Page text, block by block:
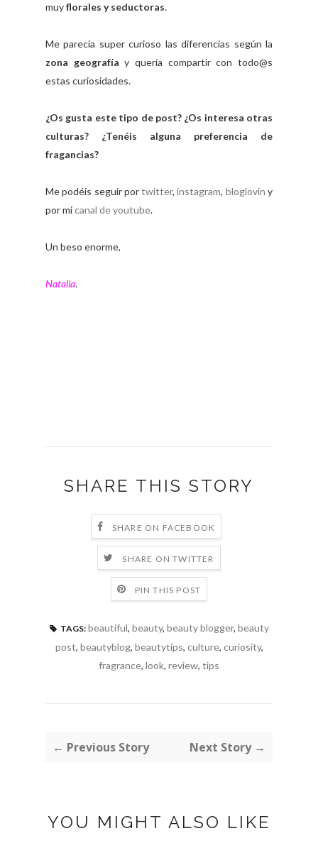
muyflorales y seductoras.
Me parecía super curioso las diferencias según la
zona geografía y quería compartir con todo@s
estas curiosidades.
¿Os gusta este tipo de post? ¿Os interesa otras
culturas? ¿Tenéis alguna preferencia de
fragancias?
Me podéis seguir portwitter,instagram, blogloviny
por micanal de youtube.
Un beso enorme,
Natalia.
SHARE THIS STORY
SHARE ON FACEBOOK
SHARE ON TWITTER
PIN THIS POST
TAGS: beautiful, beauty, beauty blogger, beauty
post, beautyblog, beautytips, culture, curiosity,
fragrance, look, review, tips
← Previous Story Next Story →
YOU MIGHT ALSO LIKE